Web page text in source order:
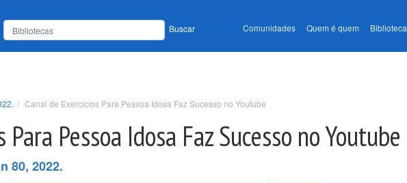
Buscar Comunidades Quem é quem Biblioteca
Canal de Exercícios Para Pessoa Idosa Faz Sucesso no Youtube
Pessoa Idosa Faz Sucesso no Youtube
80, 2022.